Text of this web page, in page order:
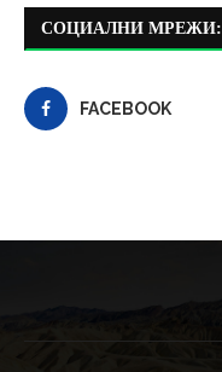
СОЦИАЛНИ МРЕЖИ:
FACEBOOK